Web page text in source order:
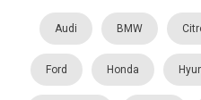
Audi BMW
Ford Honda